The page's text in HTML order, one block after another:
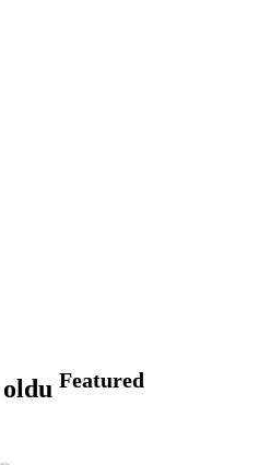
Featured